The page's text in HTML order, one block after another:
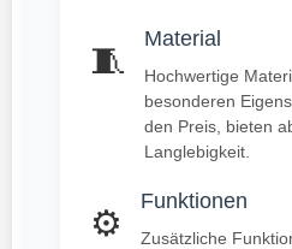
🧵
Material
Hochwertige
besonderen
den Preis, bieten
Langlebigkeit.
⚙️
Funktionen
Zusätzliche